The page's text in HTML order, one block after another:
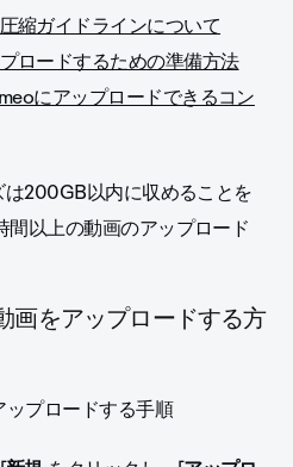
縮ガイドラインについて
ロードするための準備方法
にアップロードできるコン
200GB以内に収めることを
以上の動画のアップロード
画をアップロードする方
プロードする手順